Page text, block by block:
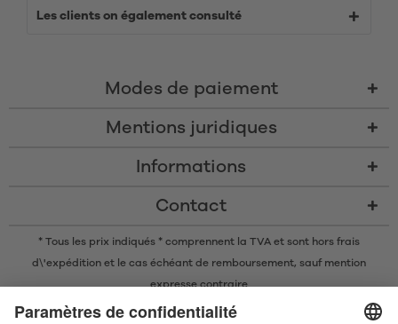
Les clients on également consulté
Modes de paiement
Mentions juridiques
Informations
Contact
* Tous les prix indiqués * comprennent la TVA et sont hors frais
d\'expédition et le cas échéant de remboursement, sauf mention
expresse contraire
* La marque nominative et les logos Bluetooth® sont des marques